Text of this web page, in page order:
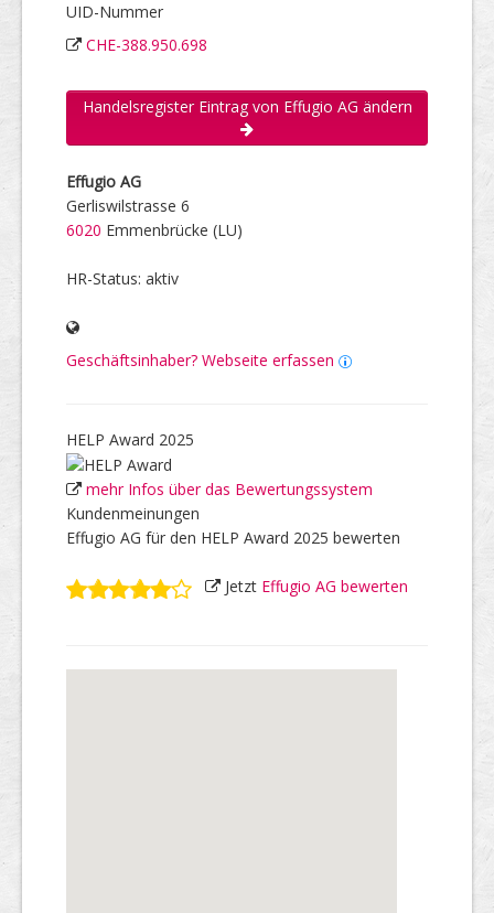
UID-Nummer
CHE-388.950.698
Handelsregister Eintrag von Effugio AG ändern
Effugio AG
Gerliswilstrasse 6
6020 Emmenbrücke (LU)
HR-Status: aktiv
Geschäftsinhaber? Webseite erfassen
HELP Award 2025
mehr Infos über das Bewertungssystem
Kundenmeinungen
Effugio AG für den HELP Award 2025 bewerten
Jetzt Effugio AG bewerten